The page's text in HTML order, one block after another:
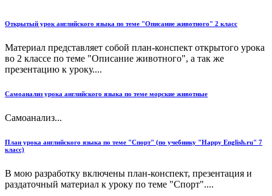
Открытый урок английского языка по теме "Описание животного" 2 класс
Материал представляет собой план-конспект открытого урока
во 2 классе по теме "Описание животного", а так же
презентацию к уроку....
Самоанализ урока английского языка по теме морские животные
Самоанализ...
План урока английского языка по теме "Спорт" (по учебнику "Happy English.ru" 7
класс)
В мою разработку включены план-конспект, презентация и
раздаточный материал к уроку по теме "Спорт"....